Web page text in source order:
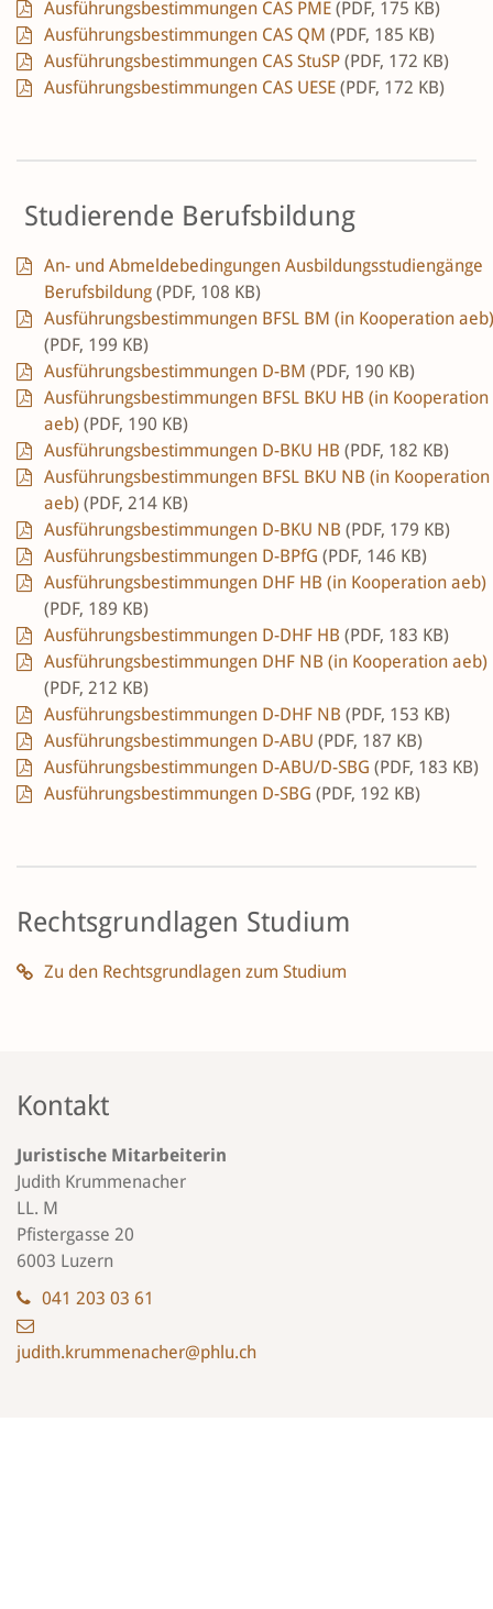
Ausführungsbestimmungen CAS PME (PDF, 175 KB)
Ausführungsbestimmungen CAS QM (PDF, 185 KB)
Ausführungsbestimmungen CAS StuSP (PDF, 172 KB)
Ausführungsbestimmungen CAS UESE (PDF, 172 KB)
Studierende Berufsbildung
An- und Abmeldebedingungen Ausbildungsstudiengänge
Berufsbildung (PDF, 108 KB)
Ausführungsbestimmungen BFSL BM (in Kooperation aeb)
(PDF, 199 KB)
Ausführungsbestimmungen D-BM (PDF, 190 KB)
Ausführungsbestimmungen BFSL BKU HB (in Kooperation
aeb) (PDF, 190 KB)
Ausführungsbestimmungen D-BKU HB (PDF, 182 KB)
Ausführungsbestimmungen BFSL BKU NB (in Kooperation
aeb) (PDF, 214 KB)
Ausführungsbestimmungen D-BKU NB (PDF, 179 KB)
Ausführungsbestimmungen D-BPfG (PDF, 146 KB)
Ausführungsbestimmungen DHF HB (in Kooperation aeb)
(PDF, 189 KB)
Ausführungsbestimmungen D-DHF HB (PDF, 183 KB)
Ausführungsbestimmungen DHF NB (in Kooperation aeb)
(PDF, 212 KB)
Ausführungsbestimmungen D-DHF NB (PDF, 153 KB)
Ausführungsbestimmungen D-ABU (PDF, 187 KB)
Ausführungsbestimmungen D-ABU/D-SBG (PDF, 183 KB)
Ausführungsbestimmungen D-SBG (PDF, 192 KB)
Rechtsgrundlagen Studium
Zu den Rechtsgrundlagen zum Studium
Kontakt
Juristische Mitarbeiterin
Judith Krummenacher
LL. M
Pfistergasse 20
6003 Luzern
041 203 03 61
judith.krummenacher@phlu.ch